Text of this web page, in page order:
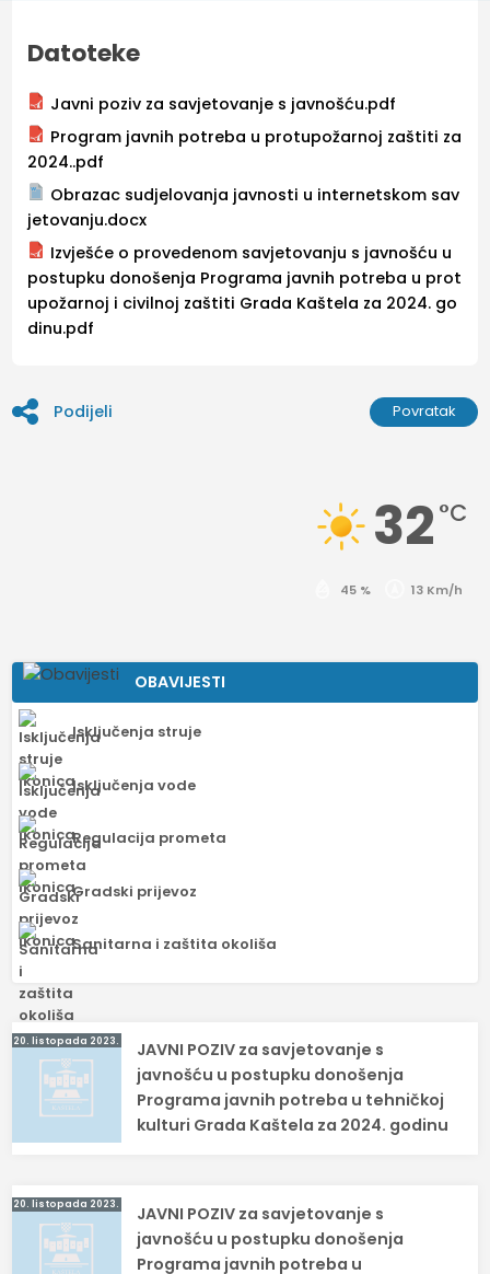
Datoteke
Javni poziv za savjetovanje s javnošću.pdf
Program javnih potreba u protupožarnoj zaštiti za
2024..pdf
Obrazac sudjelovanja javnosti u internetskom sav
jetovanju.docx
Izvješće o provedenom savjetovanju s javnošću u
postupku donošenja Programa javnih potreba u prot
upožarnoj i civilnoj zaštiti Grada Kaštela za 2024. go
dinu.pdf
Podijeli Povratak
32 °C
45 % 13 Km/h
OBAVIJESTI
Isključenja struje
Isključenja vode
Regulacija prometa
Gradski prijevoz
Sanitarna i zaštita okoliša
Navigacija
objava
20. listopada 2023.
JAVNI POZIV za savjetovanje s
javnošću u postupku donošenja
Programa javnih potreba u tehničkoj
kulturi Grada Kaštela za 2024. godinu
20. listopada 2023.
JAVNI POZIV za savjetovanje s
javnošću u postupku donošenja
Programa javnih potreba u